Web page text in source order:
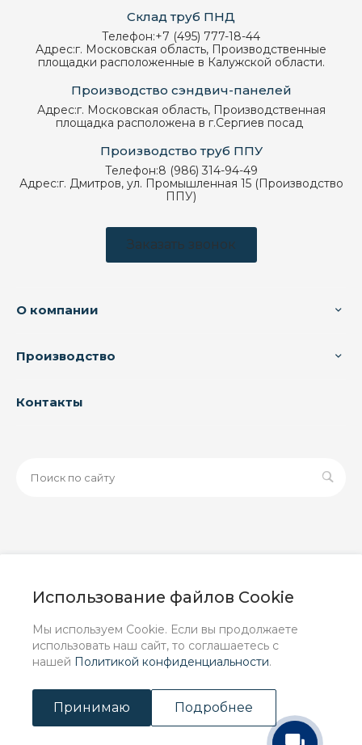
Использование файлов Cookie
Мы используем Cookie. Если вы продолжаете
использовать наш сайт, то соглашаетесь с
нашей Политикой конфиденциальности.
Принимаю Подробнее
Склад труб ПНД
Телефон:+7 (495) 777-18-44
Адрес:г. Московская область, Производственные
площадки расположенные в Калужской области.
Производство сэндвич-панелей
Адрес:г. Московская область, Производственная
площадка расположена в г.Сергиев посад
Производство труб ППУ
Телефон:8 (986) 314-94-49
Адрес:г. Дмитров, ул. Промышленная 15 (Производство
ППУ)
Заказать звонок
О компании
Производство
Контакты
информационный характер и ни при каких условиях не
положениями Статьи 437 (2) ГК РФ.